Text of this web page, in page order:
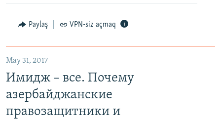
Paylaş VPN-siz açmaq
May 31, 2017
Имидж – все. Почему
азербайджанские
правозащитники и